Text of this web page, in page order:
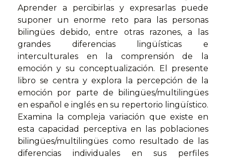
Aprender a percibirlas y expresarlas puede
suponer un enorme reto para las personas
bilingües debido, entre otras razones, a las
grandes diferencias lingüísticas e
interculturales en la comprensión de la
emoción y su conceptualización. El presente
libro se centra y explora la percepción de la
emoción por parte de bilingües/multilingües
en español e inglés en su repertorio lingüístico.
Examina la compleja variación que existe en
esta capacidad perceptiva en las poblaciones
bilingües/multilingües como resultado de las
diferencias individuales en sus perfiles